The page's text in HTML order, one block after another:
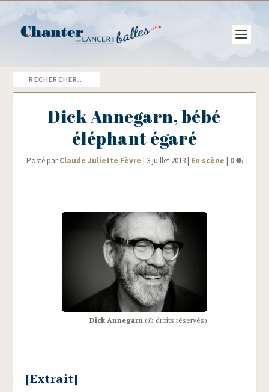
Dick Annegarn, bébé
éléphant égaré
Posté parClaude Juliette Fèvre | 3 juillet 2013| En scène | 0
Dick Anne­garn(© droits réservés)
[Extrait]